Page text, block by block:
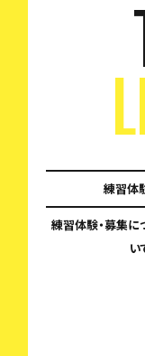
練習体
練習体験・募集に
い